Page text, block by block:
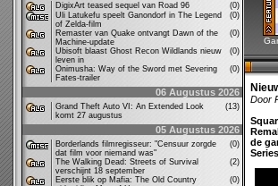
DigixArt teased sequel van Road 96
(0)
Uli Latukefu speelt Ganondorf in The Legend
of Zelda-film
(0)
Remaster van Quake ontvangt Dawn of the
Machine-update
(0)
Ubisoft blaast Ghost Recon Wildlands nieuw
leven in
(0)
Onimusha: Way of the Sword met Severing
Fates-trailer
(0)
06 Augustus 2026
Grand Theft Auto VI: An Extended Look
komt 27 augustus
(13)
05 Augustus 2026
Borderlands filmregisseur: "Censuur zorgde
dat film voor niemand was"
(0)
The Walking Dead: Streets of Survival
verschijnt 18 september
(2)
Eerste blik op Mafia: The Old Country
(0)
Door
de